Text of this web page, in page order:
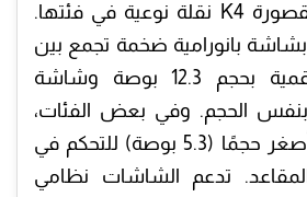
في الداخل، تُعد مقصورة K4 نقلة نوعية في فئتها.
بشاشة بانورامية ضخمة تجمع بين
شاشة عدادات رقمية بحجم 12.3 بوصة وشاشة
الحجم. وفي بعض الفئات،
توجد شاشة ثالثة أصغر حجمًا (5.3 بوصة) للتحكم في
المقاعد. تدعم الشاشات نظامي